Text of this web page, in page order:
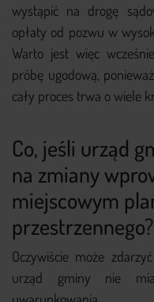
wystąpić na drogę
opłaty od pozwu w
Warto jest więc
próbę ugodową,
cały proces trwa o wiele
Co, jeśli urząd
na zmiany
miejscowym
przestrzennego?
Oczywiście może
urząd gminy nie